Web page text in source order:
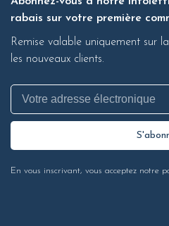
rabais sur votre première
Remise valable uniquement sur
les nouveaux clients.
En vous inscrivant, vous acceptez notre